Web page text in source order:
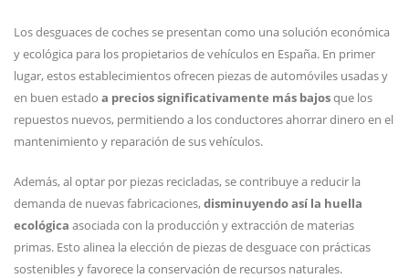
Los desguaces de coches se presentan como una solución económica
y ecológica para los propietarios de vehículos en España. En primer
lugar, estos establecimientos ofrecen piezas de automóviles usadas y
en buen estado a precios significativamente más bajosque los
repuestos nuevos, permitiendo a los conductores ahorrar dinero en el
mantenimiento y reparación de sus vehículos.
Además, al optar por piezas recicladas, se contribuye a reducir la
demanda de nuevas fabricaciones,disminuyendo así la huella
ecológica asociada con la producción y extracción de materias
primas. Esto alinea la elección de piezas de desguace con prácticas
sostenibles y favorece la conservación de recursos naturales.